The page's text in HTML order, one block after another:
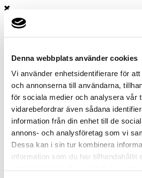
Denna webbplats använder cookies
Vi använder enhetsidentifierare för
och annonserna till användarna,
för sociala medier och analysera vår
vidarebefordrar även sådana
information från din enhet till de
annons- och analysföretag som vi
Dessa kan i sin tur kombinera
information som du har tillhandahållit
Kontakt